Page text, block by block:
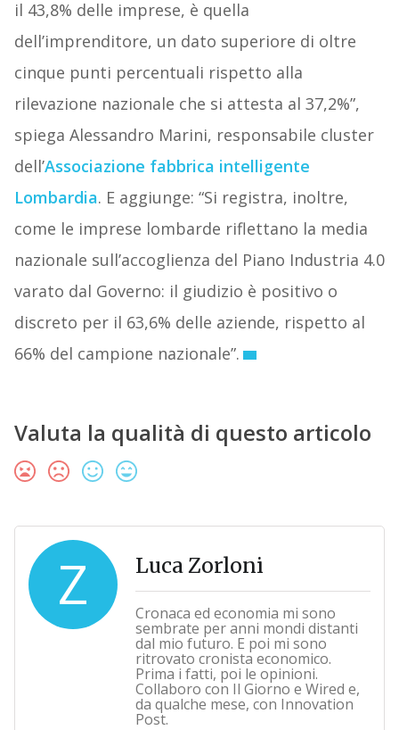
il 43,8% delle imprese, è quella
dell’imprenditore, un dato superiore di oltre
cinque punti percentuali rispetto alla
rilevazione nazionale che si attesta al 37,2%”,
spiega Alessandro Marini, responsabile cluster
dell’Associazione fabbrica intelligente
Lombardia. E aggiunge: “Si registra, inoltre,
come le imprese lombarde riflettano la media
nazionale sull’accoglienza del Piano Industria 4.0
varato dal Governo: il giudizio è positivo o
discreto per il 63,6% delle aziende, rispetto al
66% del campione nazionale”.
Valuta la qualità di questo articolo
Z Luca Zorloni
Cronaca ed economia mi sono
sembrate per anni mondi distanti
dal mio futuro. E poi mi sono
ritrovato cronista economico.
Prima i fatti, poi le opinioni.
Collaboro con Il Giorno e Wired e,
da qualche mese, con Innovation
Post.